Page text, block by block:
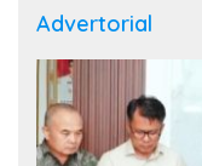
Advertorial